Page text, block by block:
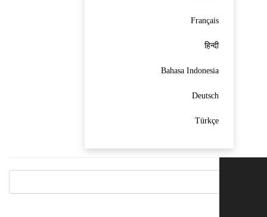
Français
हिन्दी
Bahasa Indonesia
Deutsch
Türkçe